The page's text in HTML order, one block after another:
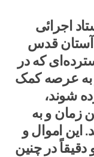
اجرائی
آستان قدس
که در
به عرصه کمک
شوند،
زمان و به
اموال و
در چنین